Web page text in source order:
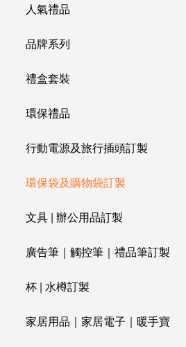
人氣禮品
品牌系列
禮盒套裝
環保禮品
行動電源及旅行插頭訂製
環保袋及購物袋訂製
文具 | 辦公用品訂製
廣告筆｜觸控筆｜禮品筆訂製
杯 | 水樽訂製
家居用品｜家居電子｜暖手寶